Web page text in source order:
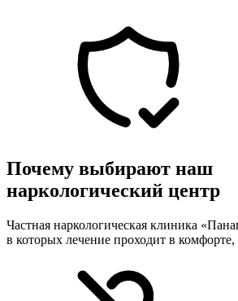
Почему выбирают наш
наркологический центр
Частная наркологическая клиника
в которых лечение проходит в комфорте,